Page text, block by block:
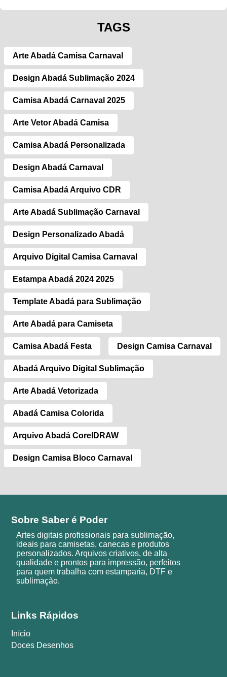
TAGS
Arte Abadá Camisa Carnaval
Design Abadá Sublimação 2024
Camisa Abadá Carnaval 2025
Arte Vetor Abadá Camisa
Camisa Abadá Personalizada
Design Abadá Carnaval
Camisa Abadá Arquivo CDR
Arte Abadá Sublimação Carnaval
Design Personalizado Abadá
Arquivo Digital Camisa Carnaval
Estampa Abadá 2024 2025
Template Abadá para Sublimação
Arte Abadá para Camiseta
Camisa Abadá Festa Design Camisa Carnaval
Abadá Arquivo Digital Sublimação
Arte Abadá Vetorizada
Abadá Camisa Colorida
Arquivo Abadá CorelDRAW
Design Camisa Bloco Carnaval
Sobre Saber é Poder
Artes digitais profissionais para sublimação,
ideais para camisetas, canecas e produtos
personalizados. Arquivos criativos, de alta
qualidade e prontos para impressão, perfeitos
para quem trabalha com estamparia, DTF e
sublimação.
Links Rápidos
Início
Doces Desenhos